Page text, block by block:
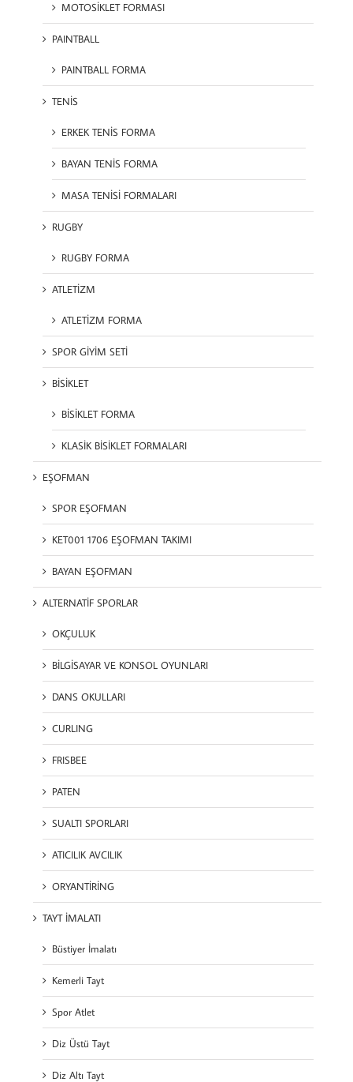
MOTOSİKLET FORMASI
PAINTBALL
PAINTBALL FORMA
TENİS
ERKEK TENİS FORMA
BAYAN TENİS FORMA
MASA TENİSİ FORMALARI
RUGBY
RUGBY FORMA
ATLETİZM
ATLETİZM FORMA
SPOR GİYİM SETİ
BİSİKLET
BİSİKLET FORMA
KLASİK BİSİKLET FORMALARI
EŞOFMAN
SPOR EŞOFMAN
KET001 1706 EŞOFMAN TAKIMI
BAYAN EŞOFMAN
ALTERNATİF SPORLAR
OKÇULUK
BİLGİSAYAR VE KONSOL OYUNLARI
DANS OKULLARI
CURLING
FRISBEE
PATEN
SUALTI SPORLARI
ATICILIK AVCILIK
ORYANTİRİNG
TAYT İMALATI
Büstiyer İmalatı
Kemerli Tayt
Spor Atlet
Diz Üstü Tayt
Diz Altı Tayt